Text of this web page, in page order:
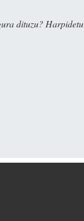
dituzu? Harpidetu